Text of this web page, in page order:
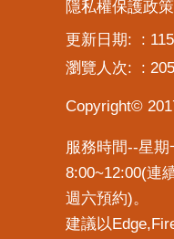
隱私權保護政策
更新日期:
瀏覽人次:
205
Copyright©
服務時間--星
8:00~12:00(連
週六預約)。
建議以